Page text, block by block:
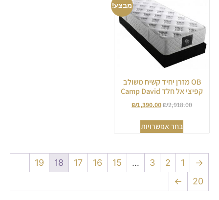
מבצע!
OB מזרן יחיד קשיח משולב
קפיצי אל חלד Camp David
₪2,918.00
₪1,390.00
בחר אפשרויות
→
1
2
3
…
15
16
17
18
19
20
←